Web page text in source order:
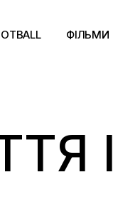
ФІЛЬМИ
І